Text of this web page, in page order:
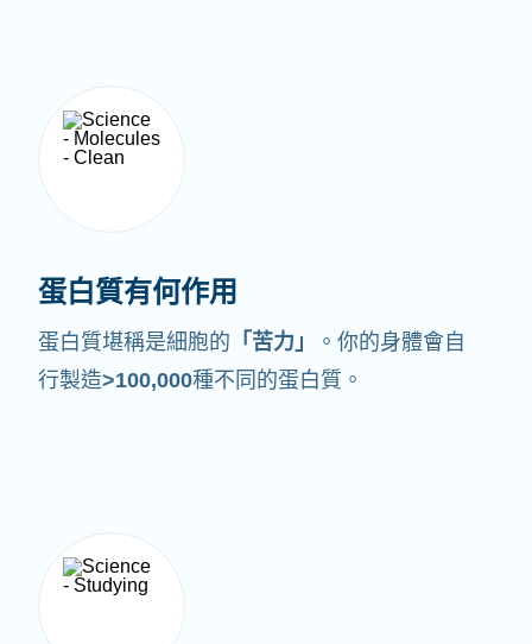
蛋白質有何作用
蛋白質堪稱是細胞的 「苦力」
。你的身體會自
行製造>100,000種不同的蛋白質。